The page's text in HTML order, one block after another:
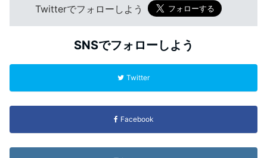
Twitterでフォローしよう
SNSでフォローしよう
Twitter
Facebook